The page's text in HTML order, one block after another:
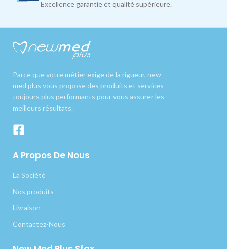
Excellence garantie et qualité supérieure.
Parce que votre métier exige de la rigueur, new
med plus vous propose des produits et services
toujours plus performants pour vous assurer les
meilleurs résultats.
A Propos De Nous
La Société
Nos produits
Livraison
Contactez-Nous